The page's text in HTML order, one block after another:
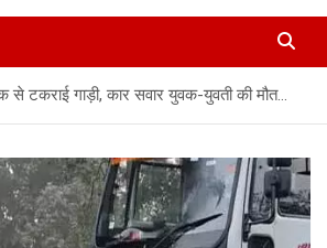
से टकराई गाड़ी, कार सवार युवक-युवती की मौत…